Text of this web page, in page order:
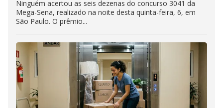
Ninguém acertou as seis dezenas do concurso 3041 da
Mega-Sena, realizado na noite desta quinta-feira, 6, em
São Paulo. O prêmio...